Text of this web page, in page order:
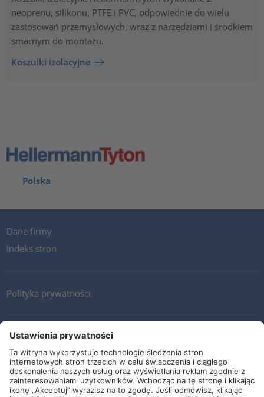
neoprenu, silikonu, PTFE i PVC, odpowiednie do wielu
zastosowań przemysłowych, wraz z narzędziami i środkiem
smarnym do montażu.
Koszulki izolacyjne
Polska
Dane firmy
Indeks stron
Polityka prywatności
Kontakt
Newsletter